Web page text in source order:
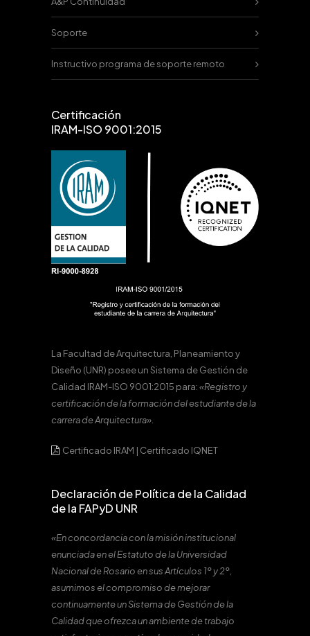
Soporte
Instructivo programa de soporte remoto
Certificación
IRAM-ISO 9001:2015
La Facultad de Arquitectura, Planeamiento y
Diseño (UNR) posee un Sistema de Gestión de
Calidad IRAM-ISO 9001:2015 para:«Registro y
certificación de la formación del estudiante de la
carrera de Arquitectura».
Certificado IRAM | Certificado IQNET
Declaración de Política de la Calidad
de la FAPyD UNR
«En concordancia con la misión institucional
enunciada en el Estatuto de la Universidad
Nacional de Rosario en sus Artículos 1º y 2º,
asumimos el compromiso de mejorar
continuamente un Sistema de Gestión de la
Calidad que ofrezca un ambiente de trabajo